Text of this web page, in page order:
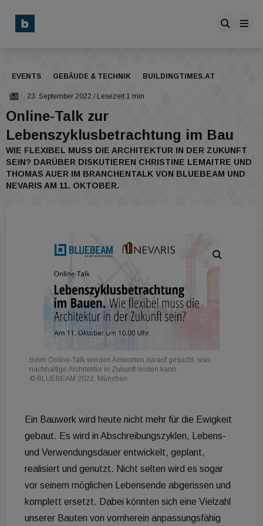
EVENTS GEBÄUDE & TECHNIK BUILDINGTIMES.AT
23. September 2022 / Lesezeit 1 min
Online-Talk zur
Lebenszyklusbetrachtung im Bau
WIE FLEXIBEL MUSS DIE ARCHITEKTUR IN DER ZUKUNFT
SEIN? DARÜBER DISKUTIEREN CHRISTINE LEMAITRE UND
THOMAS AUER IM BRANCHENTALK VON BLUEBEAM UND
NEVARIS AM 11. OKTOBER.
Beim Online-Talk werden Antworten darauf gesucht, was
nachhaltige Architektur in Zukunft leisten kann.
© BLUEBEAM 2022, München
Ein Bauwerk wird heute nicht mehr für die Ewigkeit
gebaut. Es wird in Abschreibungszyklen, Lebens-
und Verwendungsdauer entwickelt, geplant,
realisiert und genutzt. Nicht selten wird es sogar
vor seinem möglichen Lebensende abgerissen und
komplett ersetzt. Dabei könnten sich eine Vielzahl
unserer Bauten von vornherein anpassungsfähig